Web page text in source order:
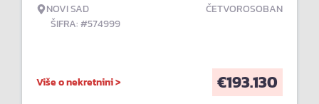
NOVI SAD
ŠIFRA: #574999
ČETVOROSOBAN
Više o nekretnini > €193.130